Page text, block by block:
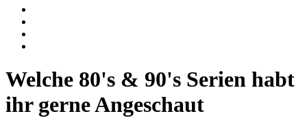
Welche 80's & 90's Serien habt
ihr gerne Angeschaut